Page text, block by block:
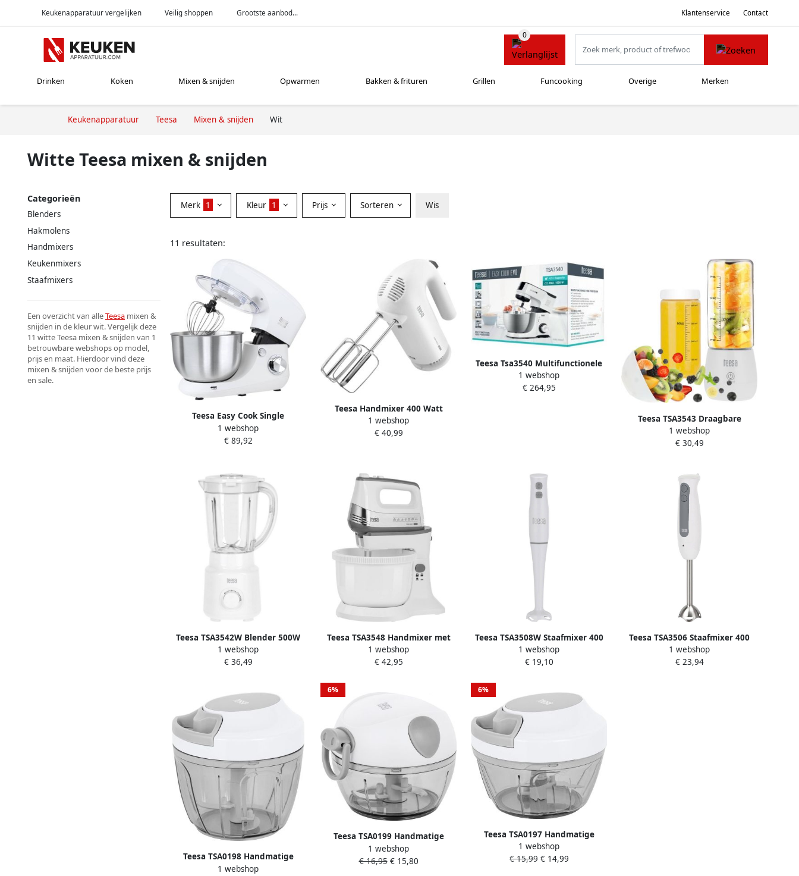
Keukenapparatuur vergelijken Veilig shoppen Grootste aanbod... Klantenservice Contact
Drinken Koken Mixen & snijden Opwarmen Bakken & frituren Grillen Funcooking Overige Merken
Keukenapparatuur Teesa Mixen & snijden Wit
Witte Teesa mixen & snijden
Categorieën
Blenders
Hakmolens
Handmixers
Keukenmixers
Staafmixers
Een overzicht van alleTeesa mixen &
snijden in de kleur wit. Vergelijk deze
11 witte Teesa mixen & snijden van 1
betrouwbare webshops op model,
prijs en maat. Hierdoor vind deze
mixen & snijden voor de beste prijs
en sale.
Merk 1 Kleur 1 Prijs Sorteren Wis
11 resultaten:
Teesa Easy Cook Single
keukenmachine standmixer 1400
Watt 5 5L wit TSA3545W
1 webshop
€ 89,92
Teesa Handmixer 400 Watt
inclusief deeghaken en garde wit
TSA3536
1 webshop
€ 40,99
Teesa Tsa3540 Multifunctionele
Keukenmachine Easy Cook Evo 4
In1
1 webshop
€ 264,95
Teesa TSA3543 Draagbare
Blender 100W Borosilicaatglas
BPA-vrij
1 webshop
€ 30,49
Teesa TSA3542W Blender 500W
wit
1 webshop
€ 36,49
Teesa TSA3548 Handmixer met
roterende mengkom 500 Watt
1 webshop
€ 42,95
Teesa TSA3508W Staafmixer 400
Watt wit
1 webshop
€ 19,10
Teesa TSA3506 Staafmixer 400
Watt wit
1 webshop
€ 23,94
Teesa TSA0198 Handmatige
hakmolen 650 ml
1 webshop
6%
Teesa TSA0199 Handmatige
hakmolen 180 ml
1 webshop
€ 16,95€ 15,80
6%
Teesa TSA0197 Handmatige
hakmolen 400 ml
1 webshop
€ 15,99€ 14,99